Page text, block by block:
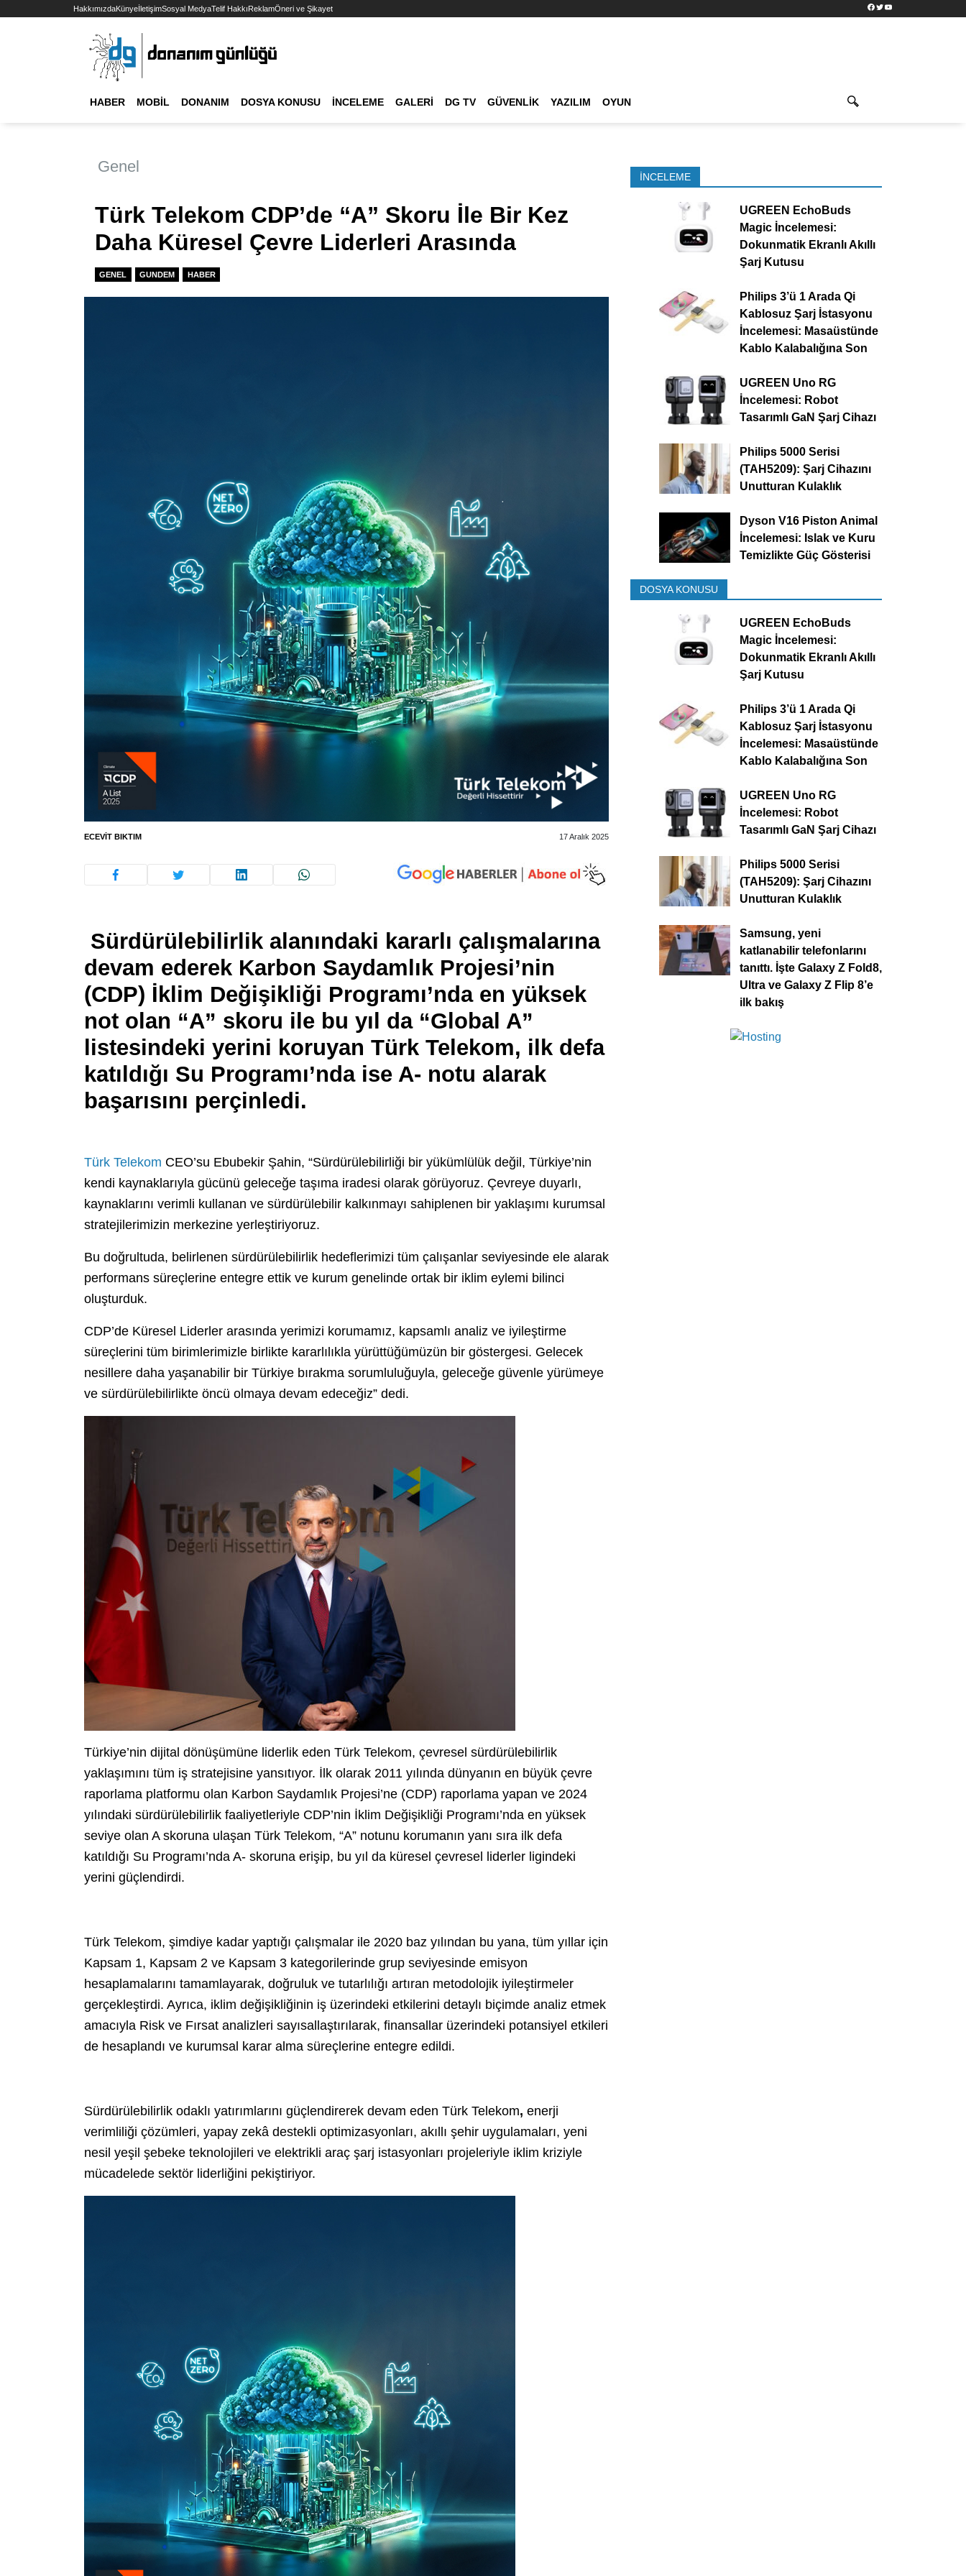
HakkımızdaKünyeİletişimSosyal MedyaTelif HakkıReklamÖneri ve Şikayet Facebook
TwitterYouTube
HABER MOBIL DONANIM DOSYA KONUSU İNCELEME GALERI DG TV GÜVENLIK YAZILIM OYUN
Genel
Türk Telekom CDP’de “A” Skoru İle Bir Kez
Daha Küresel Çevre Liderleri Arasında
GENEL GUNDEM HABER
ECEVIT BIKTIM 17 Aralık 2025
Sürdürülebilirlik alanındaki kararlı çalışmalarına
devam ederek Karbon Saydamlık Projesi’nin
(CDP) İklim Değişikliği Programı’nda en yüksek
not olan “A” skoru ile bu yıl da “Global A”
listesindeki yerini koruyan Türk Telekom, ilk defa
katıldığı Su Programı’nda ise A- notu alarak
başarısını perçinledi.
Türk Telekom CEO’su Ebubekir Şahin, “Sürdürülebilirliği bir yükümlülük değil, Türkiye’nin
kendi kaynaklarıyla gücünü geleceğe taşıma iradesi olarak görüyoruz. Çevreye duyarlı,
kaynaklarını verimli kullanan ve sürdürülebilir kalkınmayı sahiplenen bir yaklaşımı kurumsal
stratejilerimizin merkezine yerleştiriyoruz.
Bu doğrultuda, belirlenen sürdürülebilirlik hedeflerimizi tüm çalışanlar seviyesinde ele alarak
performans süreçlerine entegre ettik ve kurum genelinde ortak bir iklim eylemi bilinci
oluşturduk.
CDP’de Küresel Liderler arasında yerimizi korumamız, kapsamlı analiz ve iyileştirme
süreçlerini tüm birimlerimizle birlikte kararlılıkla yürüttüğümüzün bir göstergesi. Gelecek
nesillere daha yaşanabilir bir Türkiye bırakma sorumluluğuyla, geleceğe güvenle yürümeye
ve sürdürülebilirlikte öncü olmaya devam edeceğiz” dedi.
Türkiye’nin dijital dönüşümüne liderlik eden Türk Telekom, çevresel sürdürülebilirlik
yaklaşımını tüm iş stratejisine yansıtıyor. İlk olarak 2011 yılında dünyanın en büyük çevre
raporlama platformu olan Karbon Saydamlık Projesi’ne (CDP) raporlama yapan ve 2024
yılındaki sürdürülebilirlik faaliyetleriyle CDP’nin İklim Değişikliği Programı’nda en yüksek
seviye olan A skoruna ulaşan Türk Telekom, “A” notunu korumanın yanı sıra ilk defa
katıldığı Su Programı’nda A- skoruna erişip, bu yıl da küresel çevresel liderler ligindeki
yerini güçlendirdi.
Türk Telekom, şimdiye kadar yaptığı çalışmalar ile 2020 baz yılından bu yana, tüm yıllar için
Kapsam 1, Kapsam 2 ve Kapsam 3 kategorilerinde grup seviyesinde emisyon
hesaplamalarını tamamlayarak, doğruluk ve tutarlılığı artıran metodolojik iyileştirmeler
gerçekleştirdi. Ayrıca, iklim değişikliğinin iş üzerindeki etkilerini detaylı biçimde analiz etmek
amacıyla Risk ve Fırsat analizleri sayısallaştırılarak, finansallar üzerindeki potansiyel etkileri
de hesaplandı ve kurumsal karar alma süreçlerine entegre edildi.
Sürdürülebilirlik odaklı yatırımlarını güçlendirerek devam eden Türk Telekom, enerji
verimliliği çözümleri, yapay zekâ destekli optimizasyonları, akıllı şehir uygulamaları, yeni
nesil yeşil şebeke teknolojileri ve elektrikli araç şarj istasyonları projeleriyle iklim kriziyle
mücadelede sektör liderliğini pekiştiriyor.
İNCELEME
UGREEN EchoBuds
Magic İncelemesi:
Dokunmatik Ekranlı Akıllı
Şarj Kutusu
Philips 3’ü 1 Arada Qi
Kablosuz Şarj İstasyonu
İncelemesi: Masaüstünde
Kablo Kalabalığına Son
UGREEN Uno RG
İncelemesi: Robot
Tasarımlı GaN Şarj Cihazı
Philips 5000 Serisi
(TAH5209): Şarj Cihazını
Unutturan Kulaklık
Dyson V16 Piston Animal
İncelemesi: Islak ve Kuru
Temizlikte Güç Gösterisi
DOSYA KONUSU
UGREEN EchoBuds
Magic İncelemesi:
Dokunmatik Ekranlı Akıllı
Şarj Kutusu
Philips 3’ü 1 Arada Qi
Kablosuz Şarj İstasyonu
İncelemesi: Masaüstünde
Kablo Kalabalığına Son
UGREEN Uno RG
İncelemesi: Robot
Tasarımlı GaN Şarj Cihazı
Philips 5000 Serisi
(TAH5209): Şarj Cihazını
Unutturan Kulaklık
Samsung, yeni
katlanabilir telefonlarını
tanıttı. İşte Galaxy Z Fold8,
Ultra ve Galaxy Z Flip 8’e
ilk bakış